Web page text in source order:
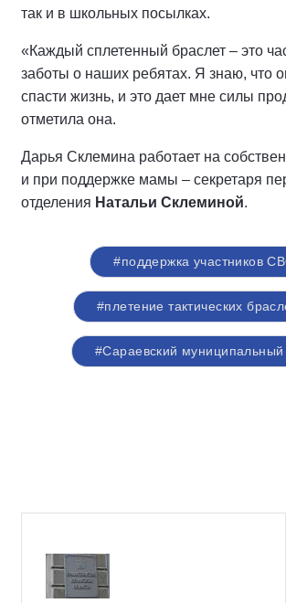
так и в школьных посылках.
«Каждый сплетенный браслет – это
заботы о наших ребятах. Я знаю, что
спасти жизнь, и это дает мне силы
отметила она.
Дарья Склемина работает на
и при поддержке мамы – секретаря
отделения Натальи Склеминой.
#поддержка участников
#плетение тактических
#Сараевский муниципальный